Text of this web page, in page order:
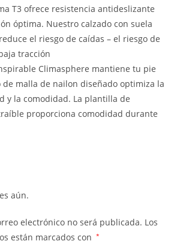
T3 ofrece resistencia antideslizante
óptima. Nuestro calzado con suela
el riesgo de caídas – el riesgo de
tracción
Climasphere mantiene tu pie
de malla de nailon diseñado optimiza la
y la comodidad. La plantilla de
proporciona comodidad durante
aún.
electrónico no será publicada. Los
están marcados con
*